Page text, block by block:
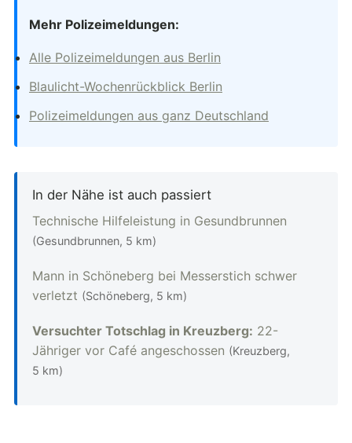
Mehr Polizeimeldungen:
Alle Polizeimeldungen aus Berlin
Blaulicht-Wochenrückblick Berlin
Polizeimeldungen aus ganz Deutschland
In der Nähe ist auch passiert
Technische Hilfeleistung in Gesundbrunnen
(Gesundbrunnen, 5 km)
Mann in Schöneberg bei Messerstich schwer
verletzt (Schöneberg, 5 km)
Versuchter Totschlag in Kreuzberg: 22-
Jähriger vor Café angeschossen (Kreuzberg,
5 km)